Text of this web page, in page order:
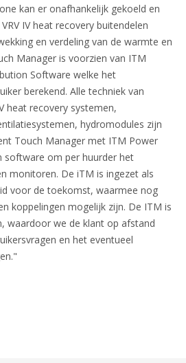
kan er onafhankelijk gekoeld en
IV heat recovery buitendelen
en verdeling van de warmte en
Manager is voorzien van ITM
Software welke het
berekend. Alle techniek van
heat recovery systemen,
hydromodules zijn
Touch Manager met ITM Power
software om per huurder het
monitoren. De iTM is ingezet als
voor de toekomst, waarmee nog
koppelingen mogelijk zijn. De ITM is
waardoor we de klant op afstand
en het eventueel